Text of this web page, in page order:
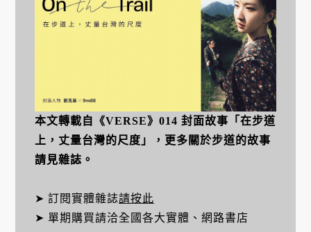
本文轉載自《VERSE》014 封面故事「在步道
上，丈量台灣的尺度」，更多關於步道的故事
請見雜誌。
➤ 訂閱實體雜誌請按此
➤ 單期購買請洽全國各大實體、網路書店